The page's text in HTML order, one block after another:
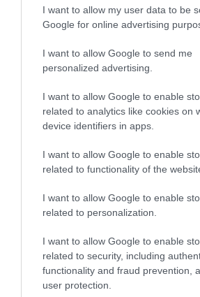
I want to allow my user data to be
Google for online advertising
I want to allow Google to send me
personalized advertising.
I want to allow Google to enable
related to analytics like cookies on
device identifiers in apps.
I want to allow Google to enable
related to functionality of the
I want to allow Google to enable
related to personalization.
I want to allow Google to enable
related to security, including
functionality and fraud prevention,
user protection.
Εύβοιας: Μένουν κάθε μέρα χωρίς
νερό – Σοβαρή καταγγελία
Αγροτικές ενισχύσεις: Ποιοι θα
λάβουν νωρίτερα τις
Σε πελάγη ευτυχίας
αντιδήμαρχος στην Εύβοια! Έγινε
για τρίτη φορά παππούς!
08.08.2026 | 17:40
Ευρυδίκη Βαλαβάνη: Οι
οικογενειακές διακοπές στην
Εύβοια! Δείτε σε ποια παραλία
Air India: Το
αεροσκάφος έχασε
απότομα ύψος – 17
NHS
Σοκαριστικό βίντεο:
Αρκούδα γκρίζλι
αρπάζει ψάρι λίγα
Η Γη